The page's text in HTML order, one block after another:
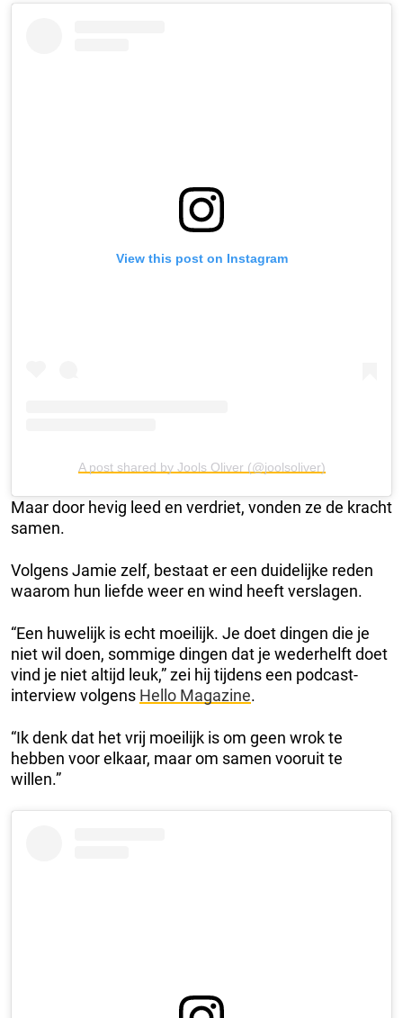
View this post on Instagram
A post shared by Jools Oliver (@joolsoliver)
Maar door hevig leed en verdriet, vonden ze de kracht
samen.
Volgens Jamie zelf, bestaat er een duidelijke reden
waarom hun liefde weer en wind heeft verslagen.
“Een huwelijk is echt moeilijk. Je doet dingen die je
niet wil doen, sommige dingen dat je wederhelft doet
vind je niet altijd leuk,” zei hij tijdens een podcast-
interview volgens Hello Magazine.
“Ik denk dat het vrij moeilijk is om geen wrok te
hebben voor elkaar, maar om samen vooruit te
willen.”